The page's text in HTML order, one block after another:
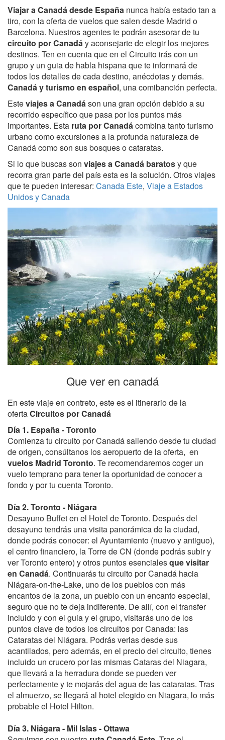
Viajar a Canadá desde España nunca había estado tan a
tiro, con la oferta de vuelos que salen desde Madrid o
Barcelona. Nuestros agentes te podrán asesorar de tu
circuito por Canadá y aconsejarte de elegir los mejores
destinos. Ten en cuenta que en el Circuito irás con un
grupo y un guia de habla hispana que te informará de
todos los detalles de cada destino, anécdotas y demás.
Canadá y turismo en español, una comibanción perfecta.
Esteviajes a Canadá son una gran opción debido a su
recorrido específico que pasa por los puntos más
importantes. Esta ruta por Canadá combina tanto turismo
urbano como excursiones a la profunda naturaleza de
Canadá como son sus bosques o cataratas.
Si lo que buscas son viajes a Canadá baratosy que
recorra gran parte del país esta es la solución. Otros viajes
que te pueden interesar: Canada Este, Viaje a Estados
Unidos y Canada
Que ver en canadá
En este viaje en contreto, este es el itinerario de la
ofertaCircuitos por Canadá
Día 1. España - Toronto
Comienza tu circuito por Canadá saliendo desde tu ciudad
de origen, consúltanos los aeropuerto de la oferta, en
vuelos Madrid Toronto. Te recomendaremos coger un
vuelo temprano para tener la oportunidad de conocer a
fondo y por tu cuenta Toronto.
Día 2. Toronto - Niágara
Desayuno Buffet en el Hotel de Toronto. Después del
desayuno tendrás una visita panorámica de la ciudad,
donde podrás conocer: el Ayuntamiento (nuevo y antiguo),
el centro financiero, la Torre de CN (donde podrás subir y
ver Toronto entero) y otros puntos esencialesque visitar
en Canadá. Continuarás tu circuito por Canadá hacia
Niágara-on-the-Lake, uno de los pueblos con más
encantos de la zona, un pueblo con un encanto especial,
seguro que no te deja indiferente. De allí, con el transfer
incluido y con el guia y el grupo, visitarás uno de los
puntos clave de todos los circuitos por Canada: las
Cataratas del Niágara. Podrás verlas desde sus
acantilados, pero además, en el precio del circuito, tienes
incluido un crucero por las mismas Cataras del Niagara,
que llevará a la herradura donde se pueden ver
perfectamente y te mojarás del agua de las cataratas. Tras
el almuerzo, se llegará al hotel elegido en Niagara, lo más
probable el Hotel Hilton.
Día 3. Niágara - Mil Islas - Ottawa